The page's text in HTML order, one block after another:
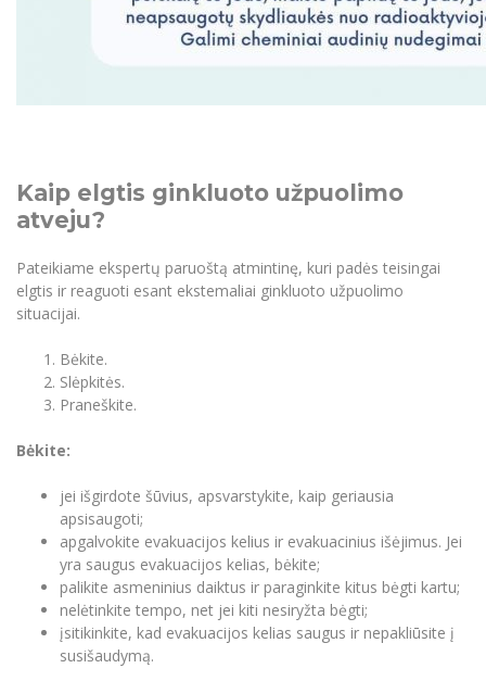
Kaip elgtis ginkluoto užpuolimo
atveju?
Pateikiame ekspertų paruoštą atmintinę, kuri padės teisingai
elgtis ir reaguoti esant ekstemaliai ginkluoto užpuolimo
situacijai.
Bėkite.
Slėpkitės.
Praneškite.
Bėkite:
jei išgirdote šūvius, apsvarstykite, kaip geriausia
apsisaugoti;
apgalvokite evakuacijos kelius ir evakuacinius išėjimus. Jei
yra saugus evakuacijos kelias, bėkite;
palikite asmeninius daiktus ir paraginkite kitus bėgti kartu;
nelėtinkite tempo, net jei kiti nesiryžta bėgti;
įsitikinkite, kad evakuacijos kelias saugus ir nepakliūsite į
susišaudymą.